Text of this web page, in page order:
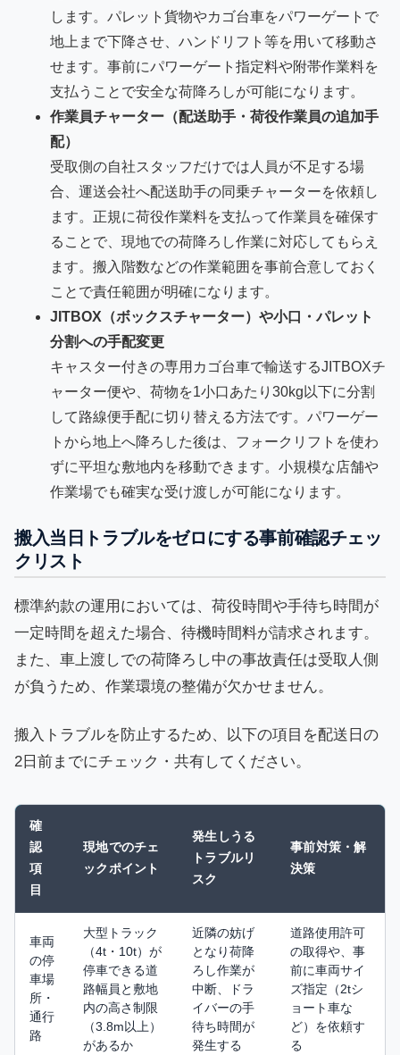
します。パレット貨物やカゴ台車をパワーゲートで
地上まで下降させ、ハンドリフト等を用いて移動さ
せます。事前にパワーゲート指定料や附帯作業料を
支払うことで安全な荷降ろしが可能になります。
作業員チャーター（配送助手・荷役作業員の追加手
配）
受取側の自社スタッフだけでは人員が不足する場
合、運送会社へ配送助手の同乗チャーターを依頼し
ます。正規に荷役作業料を支払って作業員を確保す
ることで、現地での荷降ろし作業に対応してもらえ
ます。搬入階数などの作業範囲を事前合意しておく
ことで責任範囲が明確になります。
JITBOX（ボックスチャーター）や小口・パレット
分割への手配変更
キャスター付きの専用カゴ台車で輸送するJITBOXチ
ャーター便や、荷物を1小口あたり30kg以下に分割
して路線便手配に切り替える方法です。パワーゲー
トから地上へ降ろした後は、フォークリフトを使わ
ずに平坦な敷地内を移動できます。小規模な店舗や
作業場でも確実な受け渡しが可能になります。
搬入当日トラブルをゼロにする事前確認チェッ
クリスト
標準約款の運用においては、荷役時間や手待ち時間が
一定時間を超えた場合、待機時間料が請求されます。
また、車上渡しでの荷降ろし中の事故責任は受取人側
が負うため、作業環境の整備が欠かせません。
搬入トラブルを防止するため、以下の項目を配送日の
2日前までにチェック・共有してください。
確
認
項
目
現地でのチェ
ックポイント
発生しうる
トラブルリ
スク
事前対策・解
決策
車両
の停
車場
所・
通行
路
大型トラック
（4t・10t）が
停車できる道
路幅員と敷地
内の高さ制限
（3.8m以上）
があるか
近隣の妨げ
となり荷降
ろし作業が
中断、ドラ
イバーの手
待ち時間が
発生する
道路使用許可
の取得や、事
前に車両サイ
ズ指定（2tシ
ョート車な
ど）を依頼す
る